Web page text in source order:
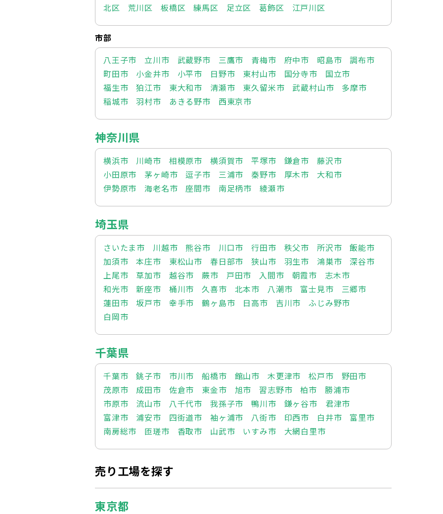
北区
荒川区 板橋区 練馬区 足立区 葛飾区 江戸川区
市部
八王子市
立川市 武蔵野市 三鷹市 青梅市 府中市 昭島市
調布市
町田市
小金井市 小平市 日野市 東村山市 国分寺市
国立市
福生市
狛江市 東大和市 清瀬市 東久留米市 武蔵村山市
多摩市
稲城市
羽村市 あきる野市 西東京市
神奈川県
横浜市 川崎市 相模原市 横須賀市 平塚市 鎌倉市
藤沢市
小田原市
茅ヶ崎市 逗子市 三浦市 秦野市 厚木市
大和市
伊勢原市
海老名市 座間市 南足柄市 綾瀬市
埼玉県
さいたま市 川越市 熊谷市 川口市 行田市 秩父市 所沢市
飯能市
加須市
本庄市 東松山市 春日部市 狭山市 羽生市 鴻巣市
深谷市
上尾市
草加市 越谷市 蕨市 戸田市 入間市 朝霞市
志木市
和光市
新座市 桶川市 久喜市 北本市 八潮市 富士見市
三郷市
蓮田市
坂戸市 幸手市 鶴ヶ島市 日高市 吉川市
ふじみ野市
白岡市
千葉県
千葉市 銚子市 市川市 船橋市 館山市 木更津市 松戸市
野田市
茂原市
成田市 佐倉市 東金市 旭市 習志野市 柏市
勝浦市
市原市
流山市 八千代市 我孫子市 鴨川市 鎌ヶ谷市
君津市
富津市
浦安市 四街道市 袖ヶ浦市 八街市 印西市 白井市
富里市
南房総市
匝瑳市 香取市 山武市 いすみ市 大網白里市
売り工場を探す
東京都